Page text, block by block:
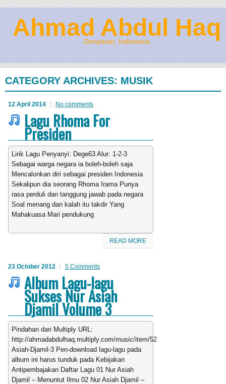
Ahmad Abdul Haq
Denpasar, Indonesia
CATEGORY ARCHIVES: MUSIK
12 April 2014 No comments
Lagu Rhoma For
Presiden
Lirik Lagu Penyanyi: Dege63 Alur: 1-2-3
Sebagai warga negara ia boleh-boleh saja
Mencalonkan diri sebagai presiden Indonesia
Sekalipun dia seorang Rhoma Irama Punya
rasa perduli dan tanggung jawab pada negara
Soal menang dan kalah itu takdir Yang
Mahakuasa Mari pendukung
READ MORE
23 October 2012 5 Comments
Album Lagu-lagu
Sukses Nur Asiah
Djamil Volume 3
Pindahan dari Multiply URL:
http://ahmadabdulhaq.multiply.com/music/item/52/Nur-
Asiah-Djamil-3 Pen-download lagu-lagu pada
album ini harus tunduk pada Kebijakan
Antipembajakan Daftar Lagu 01 Nur Asiah
Djamil – Menuntut Ilmu 02 Nur Asiah Djamil –